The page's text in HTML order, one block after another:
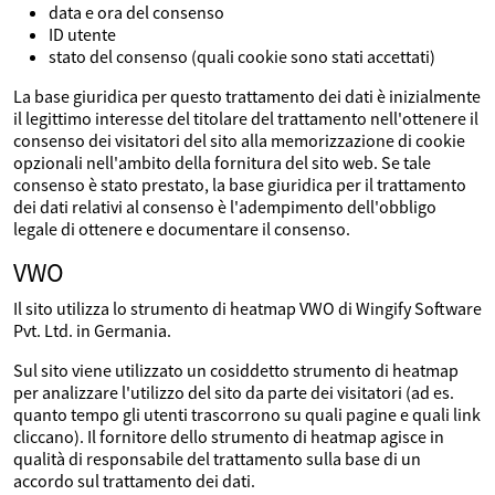
data e ora del consenso
ID utente
stato del consenso (quali cookie sono stati accettati)
La base giuridica per questo trattamento dei dati è inizialmente
il legittimo interesse del titolare del trattamento nell'ottenere il
consenso dei visitatori del sito alla memorizzazione di cookie
opzionali nell'ambito della fornitura del sito web. Se tale
consenso è stato prestato, la base giuridica per il trattamento
dei dati relativi al consenso è l'adempimento dell'obbligo
legale di ottenere e documentare il consenso.
VWO
Il sito utilizza lo strumento di heatmap VWO di Wingify Software
Pvt. Ltd. in Germania.
Sul sito viene utilizzato un cosiddetto strumento di heatmap
per analizzare l'utilizzo del sito da parte dei visitatori (ad es.
quanto tempo gli utenti trascorrono su quali pagine e quali link
cliccano). Il fornitore dello strumento di heatmap agisce in
qualità di responsabile del trattamento sulla base di un
accordo sul trattamento dei dati.